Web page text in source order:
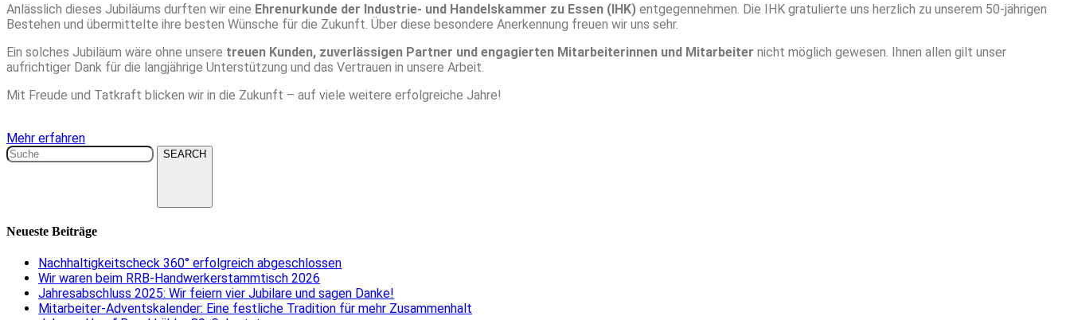
Anlässlich dieses Jubiläums durften wir eine Ehrenurkunde der Industrie- und Handelskammer zu Essen (IHK) entgegennehmen. Die IHK gratulierte uns herzlich zu unserem 50-jährigen
Bestehen und übermittelte ihre besten Wünsche für die Zukunft. Über diese besondere Anerkennung freuen wir uns sehr.
Ein solches Jubiläum wäre ohne unsere treuen Kunden, zuverlässigen Partner und engagierten Mitarbeiterinnen und Mitarbeiter nicht möglich gewesen. Ihnen allen gilt unser
aufrichtiger Dank für die langjährige Unterstützung und das Vertrauen in unsere Arbeit.
Mit Freude und Tatkraft blicken wir in die Zukunft – auf viele weitere erfolgreiche Jahre!
Mehr erfahren
SEARCH
Neueste Beiträge
Nachhaltigkeitscheck 360° erfolgreich abgeschlossen
Wir waren beim RRB-Handwerkerstammtisch 2026
Jahresabschluss 2025: Wir feiern vier Jubilare und sagen Danke!
Mitarbeiter-Adventskalender: Eine festliche Tradition für mehr Zusammenhalt